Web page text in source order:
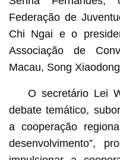
Federação de
Chi Ngai e o
Associação de
Macau, Song
O secretário Lei
debate temático,
a cooperação
desenvolvimento”,